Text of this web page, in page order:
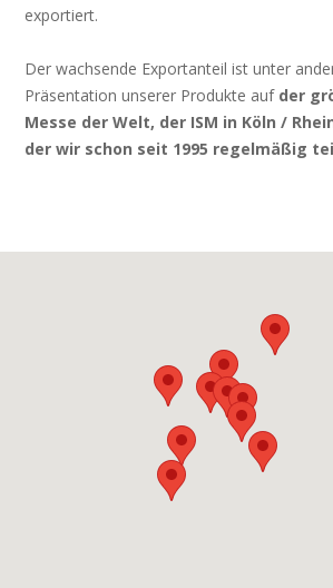
exportiert.
Der wachsende Exportanteil ist unter
Präsentation unserer Produkte auf der
Messe der Welt, der ISM in Köln /
der wir schon seit 1995 regelmäßig